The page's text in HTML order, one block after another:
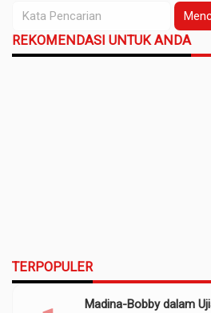
REKOMENDASI UNTUK ANDA
TERPOPULER
Madina-Bobby dalam